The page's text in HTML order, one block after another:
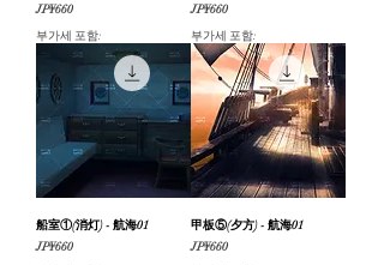
가격
JP¥660
부가세 포함:
가격
JP¥660
부가세 포함:
船室①(消灯) - 航海01
가격
JP¥660
甲板⑤(夕方) - 航海01
가격
JP¥660